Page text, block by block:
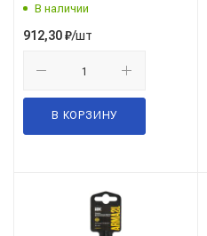
В наличии
912,30₽/шт
В КОРЗИНУ